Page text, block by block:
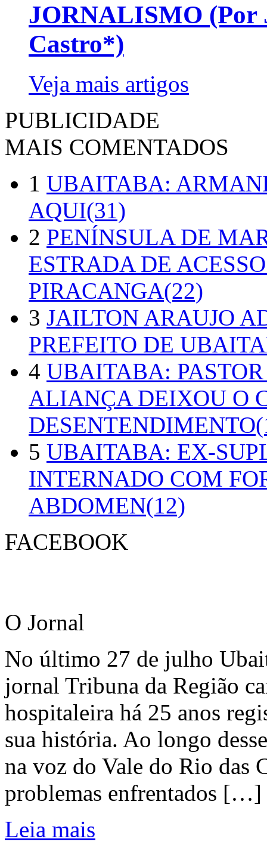
JORNALISMO (Por
Castro*)
Veja mais artigos
PUBLICIDADE
MAIS COMENTADOS
1 UBAITABA:
AQUI(31)
2 PENÍNSULA DE
ESTRADA DE
PIRACANGA(22)
3 JAILTON ARAUJO
PREFEITO DE
4 UBAITABA:
ALIANÇA DEIXOU O
5 UBAITABA: EX-
INTERNADO COM
ABDOMEN(12)
FACEBOOK
O Jornal
No último 27 de julho
jornal Tribuna da Região
hospitaleira há 25 anos
sua história. Ao longo
na voz do Vale do Rio das
problemas enfrentados […]
Leia mais